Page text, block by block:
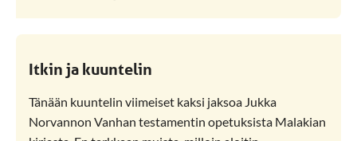
Itkin ja kuuntelin
Tänään kuuntelin viimeiset kaksi jaksoa Jukka
Norvannon Vanhan testamentin opetuksista Malakian